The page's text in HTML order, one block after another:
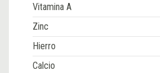
Vitamina A
Zinc
Hierro
Calcio